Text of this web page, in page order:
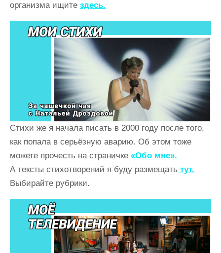
организма ищите здесь.
Стихи же я начала писать в 2000 году после того,
как попала в серьёзную аварию. Об этом тоже
можете прочесть на страничке «Обо мне».
А тексты стихотворений я буду размещать тут.
Выбирайте рубрики.